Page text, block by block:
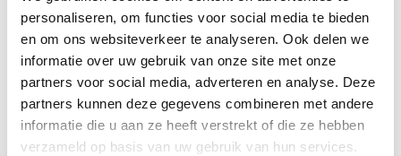
personaliseren, om functies voor social media te bieden
en om ons websiteverkeer te analyseren. Ook delen we
informatie over uw gebruik van onze site met onze
partners voor social media, adverteren en analyse. Deze
partners kunnen deze gegevens combineren met andere
informatie die u aan ze heeft verstrekt of die ze hebben
verzameld op basis van uw gebruik van hun services.
Bekijk tarieven voor begrafenis